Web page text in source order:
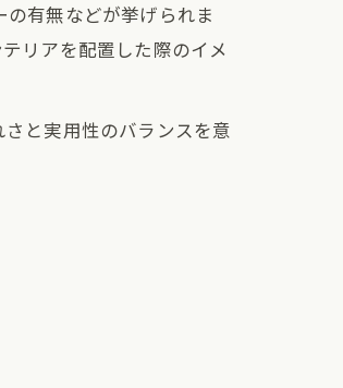
有無などが挙げられま
リアを配置した際のイメ
と実用性のバランスを意